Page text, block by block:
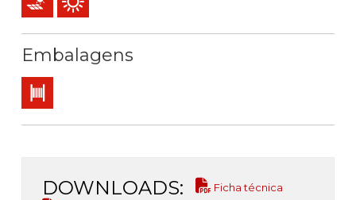
Embalagens
Bobina
DOWNLOADS:
Ficha técnica